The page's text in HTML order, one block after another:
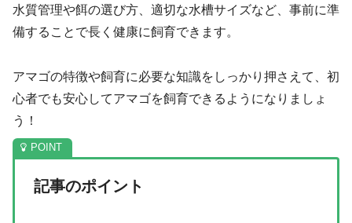
水質管理や餌の選び方、適切な水槽サイズなど、事前に準
備することで長く健康に飼育できます。
アマゴの特徴や飼育に必要な知識をしっかり押さえて、初
心者でも安心してアマゴを飼育できるようになりましょ
う！
記事のポイント